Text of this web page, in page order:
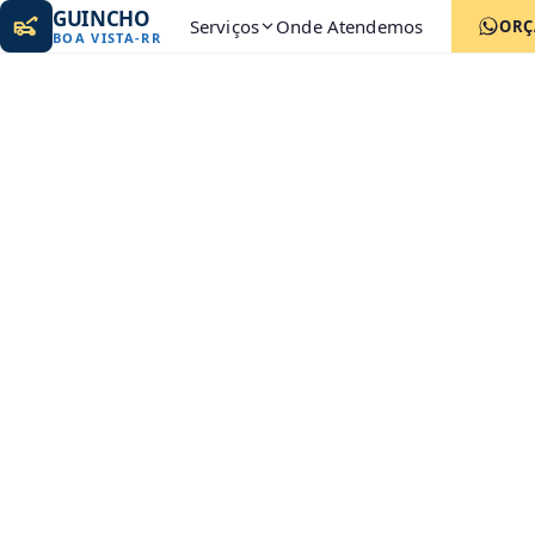
GUINCHO
BOA VISTA-RR Serviços Onde Atendemos